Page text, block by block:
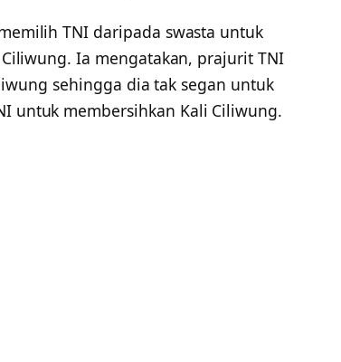
TNI daripada swasta untuk
Ia mengatakan, prajurit TNI
sehingga dia tak segan untuk
untuk membersihkan Kali Ciliwung.